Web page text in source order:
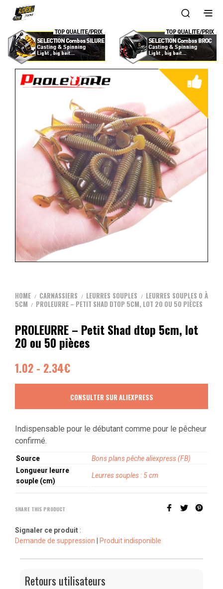
HOME / CARNASSIERS / LEURRES SOUPLES / LEURRES SOUPLES 0 À
5CM / PROLEURRE – PETIT SHAD DTOP 5CM, LOT 20 OU 50 PIÈCES
PROLEURRE – Petit Shad dtop 5cm, lot
20 ou 50 pièces
1.02 - 2.34€
CONSULTER SUR ALIEXPRESS
Indispensable pour le débutant comme pour le pêcheur
confirmé.
Source
Bons plans pêche aliexpress (FB)
Longueur leurre
souple (cm)
Leurres souples : 5 cm
SHARE THIS PRODUCT
Signaler ce produit :
Demande de suppression
Produit indisponible
Retours utilisateurs